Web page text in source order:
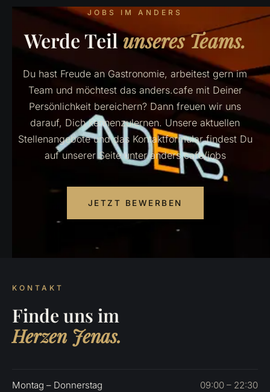
JOBS IM ANDERS
Werde Teilunseres Teams.
Du hast Freude an Gastronomie, arbeitest gern im
Team und möchtest das anders.cafe mit Deiner
Persönlichkeit bereichern? Dann freuen wir uns
darauf, Dich kennenzulernen. Unsere aktuellen
Stellenangebote und das Kontaktformular findest Du
auf unserer Seite unter anders.cafe/jobs
JETZT BEWERBEN
KONTAKT
Finde uns im
Herzen Jenas.
Montag – Donnerstag 09:00 – 22:30